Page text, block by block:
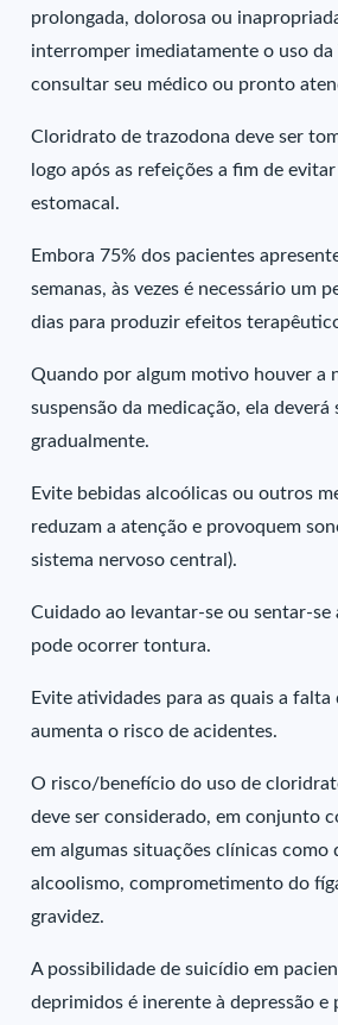
prolongada, dolorosa ou
interromper imediatamente o uso da
consultar seu médico ou pronto
Cloridrato de trazodona deve ser
logo após as refeições a fim de
estomacal.
Embora 75% dos pacientes
semanas, às vezes é necessário um
dias para produzir efeitos
Quando por algum motivo houver a
suspensão da medicação, ela deverá
gradualmente.
Evite bebidas alcoólicas ou outros
reduzam a atenção e provoquem
sistema nervoso central).
Cuidado ao levantar-se ou sentar-se
pode ocorrer tontura.
Evite atividades para as quais a falta
aumenta o risco de acidentes.
O risco/benefício do uso de
deve ser considerado, em conjunto
em algumas situações clínicas como
alcoolismo, comprometimento do
gravidez.
A possibilidade de suicídio em
deprimidos é inerente à depressão e